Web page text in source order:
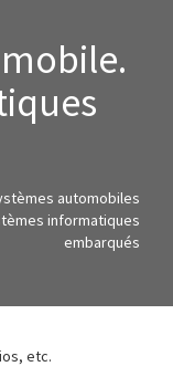
automobiles
informatiques
embarqués
etc.